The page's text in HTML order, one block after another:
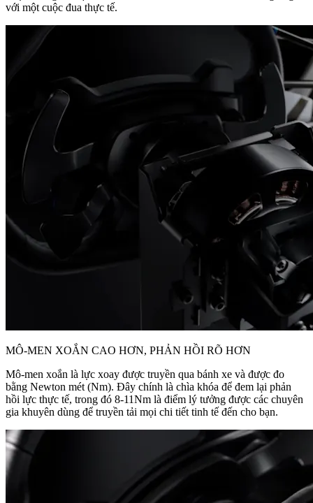
với một cuộc đua thực tế.
MÔ-MEN XOẮN CAO HƠN, PHẢN HỒI RÕ HƠN
Mô-men xoắn là lực xoay được truyền qua bánh xe và được đo
bằng Newton mét (Nm). Đây chính là chìa khóa để đem lại phản
hồi lực thực tế, trong đó 8-11Nm là điểm lý tưởng được các chuyên
gia khuyên dùng để truyền tải mọi chi tiết tinh tế đến cho bạn.